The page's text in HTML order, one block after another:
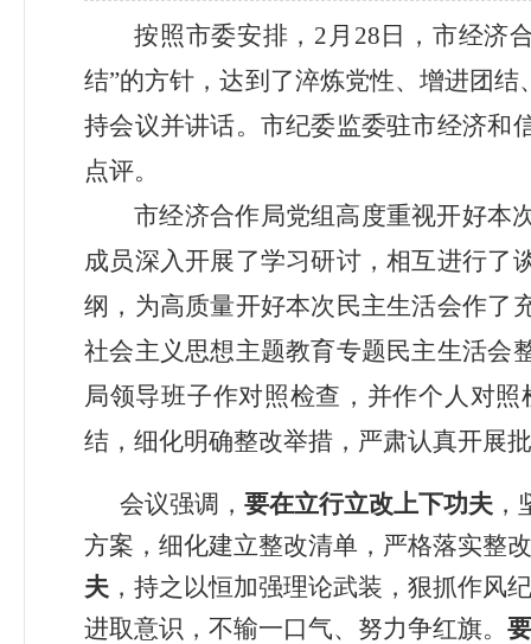
按照市委安排， 2 月 28 日 ， 市经济
结”的方针，达到了淬炼党性、增进团结
持会议并讲话。 市纪委监委驻市经济和
点评。
市经济合作局党组高度重视开好本
成员深入开展了学习研讨，相互进行了
纲，为高质量开好本次民主生活会作了
社会主义思想主题教育专题民主生活会
局领导班子作对照检查，并作个人对
结， 细化明确整改举措，严肃认真开展
会议强调， 要在立行立改上下功夫
方案，细化建立整改清单，严格落实整
夫 ，持之以恒加强理论武装，狠抓作风
进取意识，不输一口气、努力争红旗。